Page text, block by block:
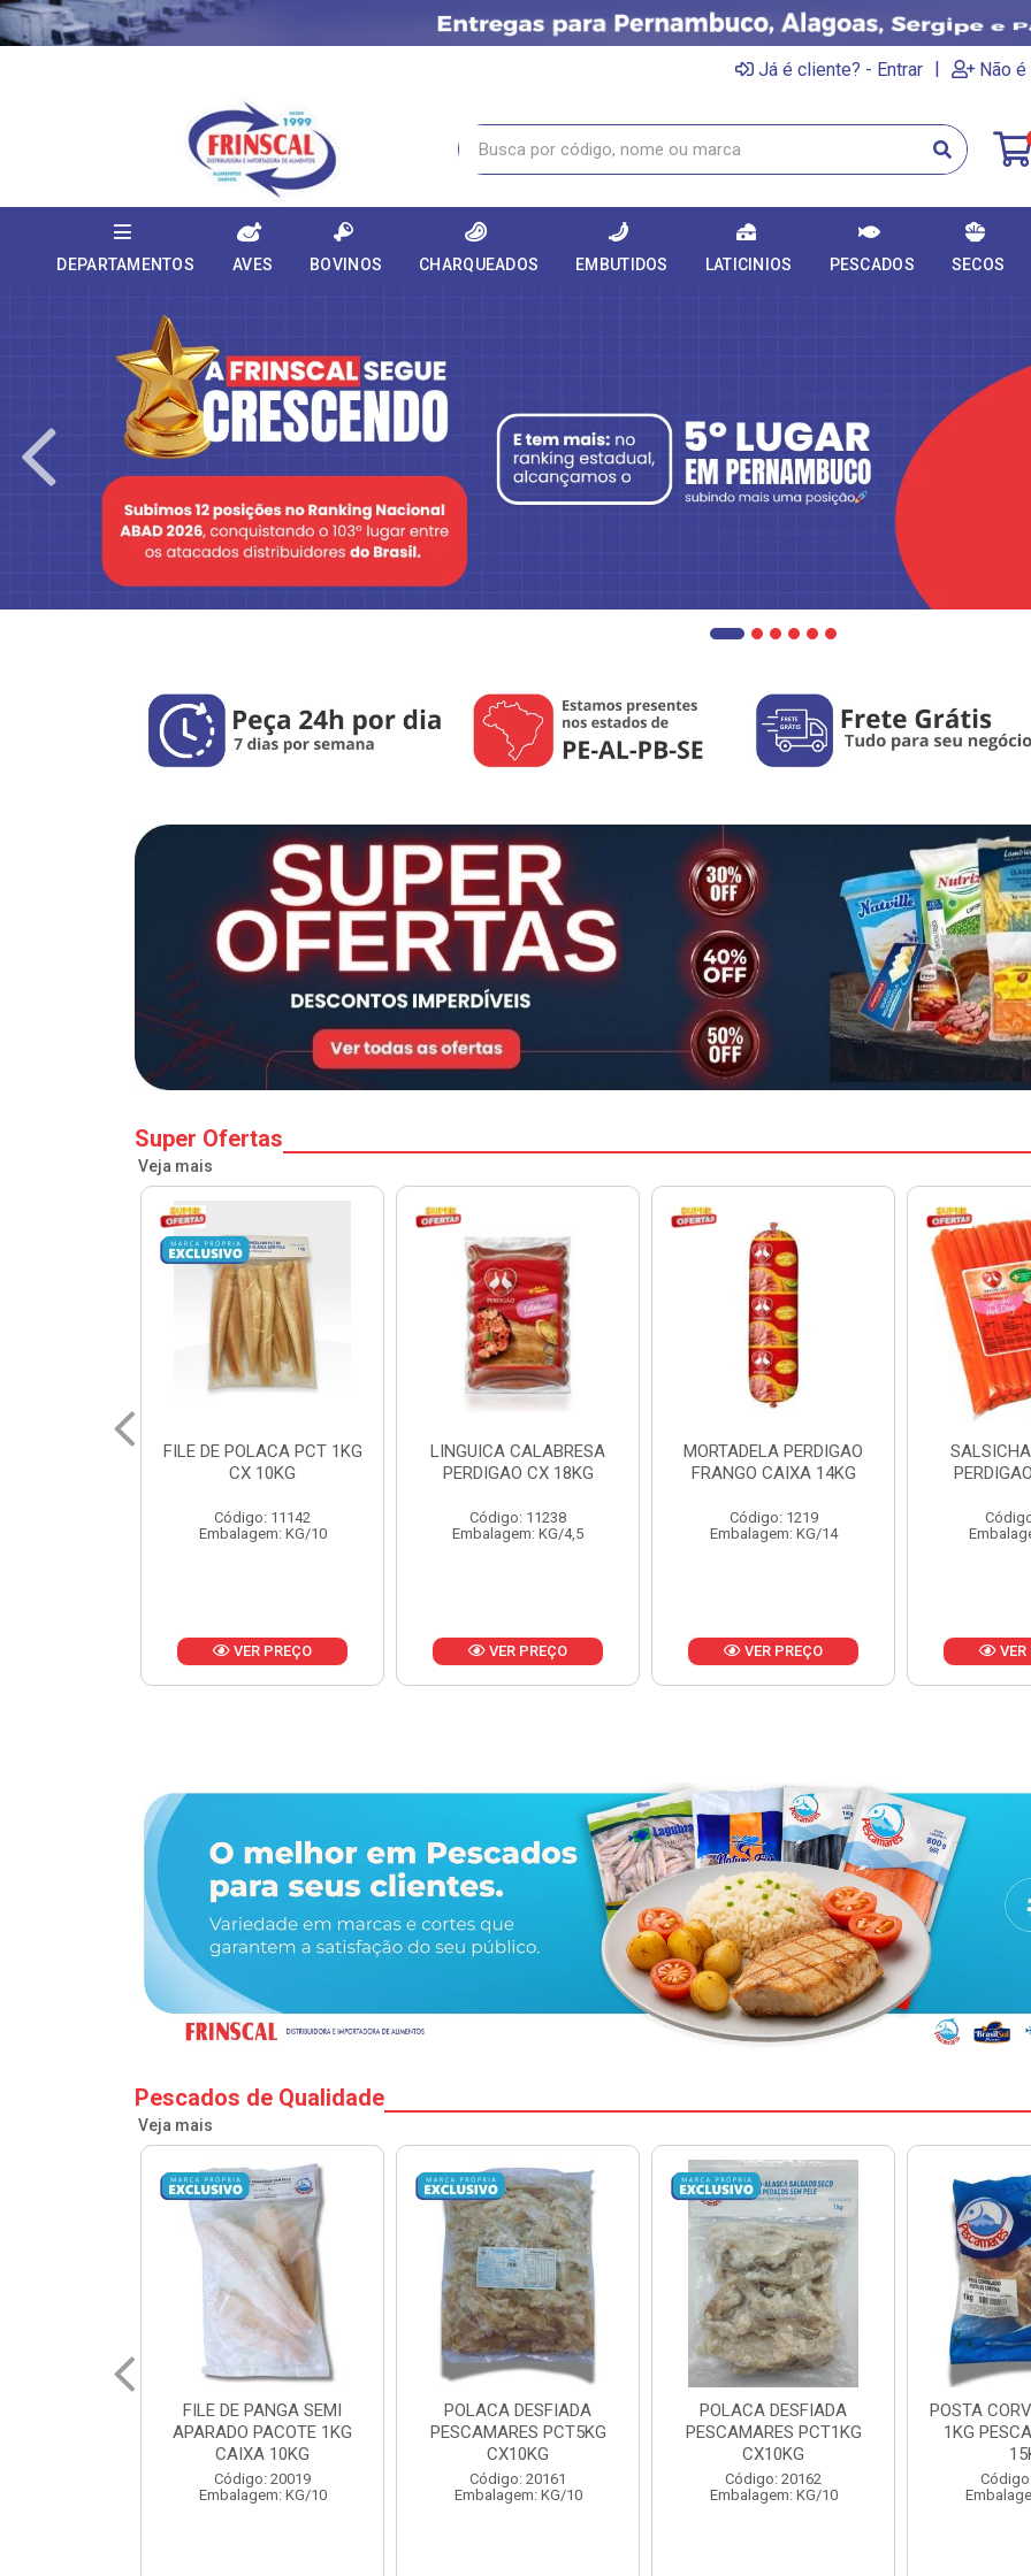
Já é cliente? - Entrar | Não
DEPARTAMENTOS AVES BOVINOS CHARQUEADOS EMBUTIDOS LATICINIOS PESCADOS SECOS
Super Ofertas
Veja mais
LINGUICA CALABRESA
PERDIGAO CX 18KG
Código: 11238
Embalagem: KG/4,5
VER PREÇO
MORTADELA PERDIGAO
FRANGO CAIXA 14KG
Código: 1219
Embalagem: KG/14
VER PREÇO
SALSICHA HOT DOG
PERDIGAO CX 20KG
Código: 1225
Embalagem: KG/5
VER PREÇO
PERNIL
Embalagem:
VER
Pescados de Qualidade
Veja mais
POLACA DESFIADA
PESCAMARES PCT5KG
CX10KG
Código: 20161
Embalagem: KG/10
POLACA DESFIADA
PESCAMARES PCT1KG
CX10KG
Código: 20162
Embalagem: KG/10
POSTA CORVINA PACOTE
1KG PESCAMARES CX
15KG
Código: 22469
Embalagem: KG/15